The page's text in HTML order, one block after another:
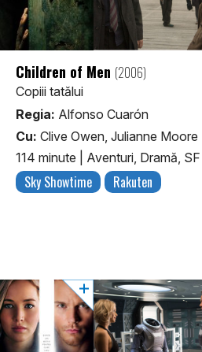
Children of Men (2006)
Copiii tatălui
Regia: Alfonso Cuarón
Cu: Clive Owen, Julianne Moore
114 minute
Aventuri, Dramă, SF
Sky Showtime Rakuten